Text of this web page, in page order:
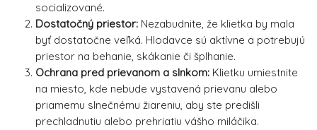
socializované.
Dostatočný priestor: Nezabudnite, že klietka by mala
byť dostatočne veľká. Hlodavce sú aktívne a potrebujú
priestor na behanie, skákanie či šplhanie.
Ochrana pred prievanom a slnkom: Klietku umiestnite
na miesto, kde nebude vystavená prievanu alebo
priamemu slnečnému žiareniu, aby ste predišli
prechladnutiu alebo prehriatiu vášho miláčika.